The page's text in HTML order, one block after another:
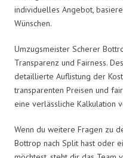
individuelles Angebot,
Wünschen.
Umzugsmeister Scherer
Transparenz und Fairness.
detaillierte Auflistung der
transparenten Preisen und
eine verlässliche Kalkulation
Wenn du weitere Fragen zu
Bottrop nach Split hast oder